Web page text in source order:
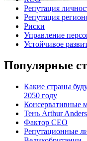
Репутация
Репутация
Риски
Управление
Устойчивое
Популярные
Какие страны
2050 году
Консервативные
Тень Arthur
Фактор СЕО
Репутационные